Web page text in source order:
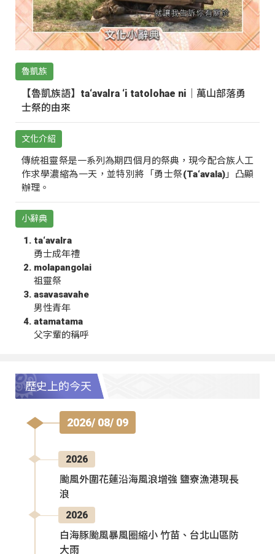
魯凱族
【魯凱族語】ta‘avalra ‘i tatolohae ni｜萬山部落勇
士祭的由來
文化介紹
傳統祖靈祭是一系列為期四個月的祭典，現今配合族人工
作求學濃縮為一天，並特別將「勇士祭(Ta‘avala)」凸顯
辦理。
小辭典
ta‘avalra
勇士成年禮
molapangolai
祖靈祭
asavasavahe
男性青年
atamatama
父字輩的稱呼
歷史上的今天
2026/ 08/ 09
2026
颱風外圍花蓮沿海風浪增強 鹽寮漁港現長
浪
2026
白海豚颱風暴風圈縮小 竹苗、台北山區防
大雨